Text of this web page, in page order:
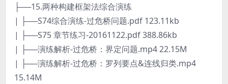
├──15.两种构建框架法综合演练
| ├──S74综合演练-过危桥问题.pdf 123.11kb
| ├──S75 章节练习-20161122.pdf 388.86kb
| ├──演练解析-过危桥：界定问题.mp4 22.15M
| ├──演练解析-过危桥：罗列要点&连线归类.mp4
15.14M